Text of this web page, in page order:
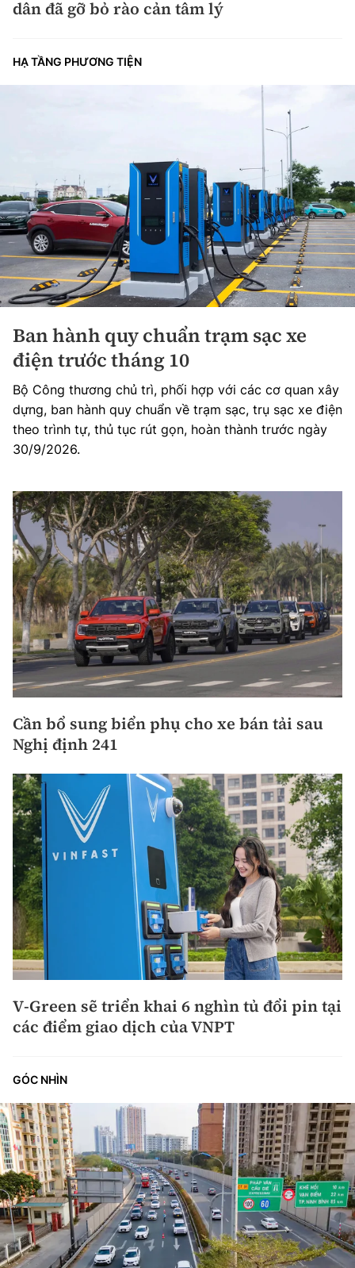
dân đã gỡ bỏ rào cản tâm lý
HẠ TẦNG PHƯƠNG TIỆN
Ban hành quy chuẩn trạm sạc xe
điện trước tháng 10
Bộ Công thương chủ trì, phối hợp với các cơ quan xây
dựng, ban hành quy chuẩn về trạm sạc, trụ sạc xe điện
theo trình tự, thủ tục rút gọn, hoàn thành trước ngày
30/9/2026.
Cần bổ sung biển phụ cho xe bán tải sau
Nghị định 241
V-Green sẽ triển khai 6 nghìn tủ đổi pin tại
các điểm giao dịch của VNPT
GÓC NHÌN